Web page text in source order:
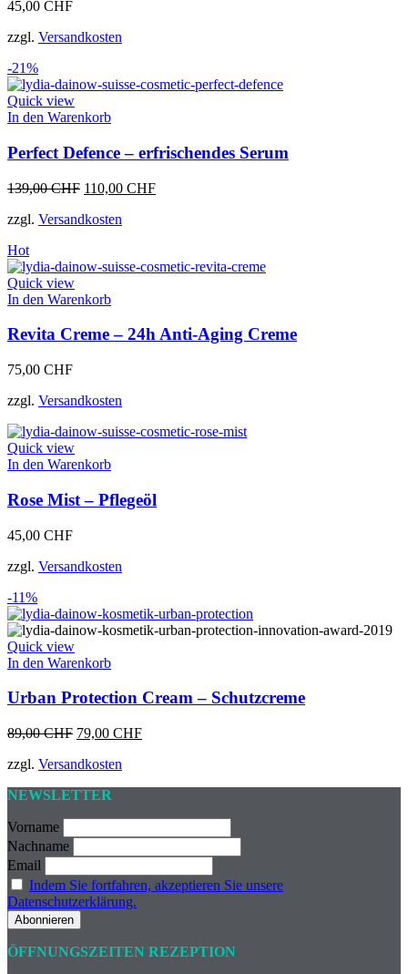
45,00 CHF
zzgl. Versandkosten
-21%
Quick view
In den Warenkorb
Perfect Defence – erfrischendes Serum
139,00CHF Ursprünglicher
war:
110,00 CHFAktueller
zzgl. Versandkosten
Hot
Quick view
In den Warenkorb
Revita Creme – 24h Anti-Aging Creme
75,00 CHF
zzgl. Versandkosten
Quick view
In den Warenkorb
Rose Mist – Pflegeöl
45,00 CHF
zzgl. Versandkosten
-11%
Quick view
In den Warenkorb
Urban Protection Cream – Schutzcreme
89,00CHF Ursprünglicher
war:
79,00 CHFAktueller
zzgl. Versandkosten
NEWSLETTER
Vorname
Nachname
Email
Indem Sie fortfahren, akzeptieren Sie unsere
Datenschutzerklärung.
ÖFFNUNGSZEITEN REZEPTION